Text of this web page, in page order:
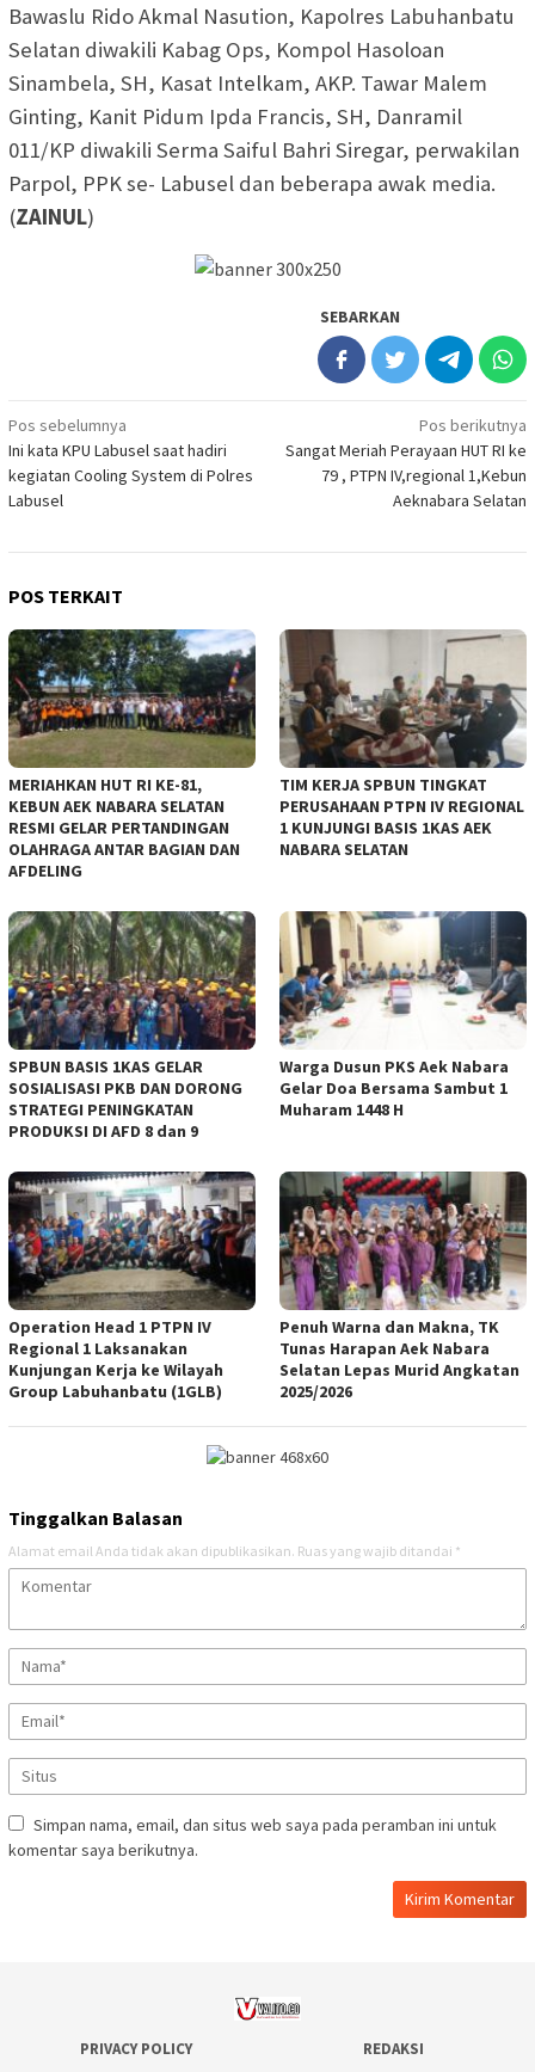
Bawaslu Rido Akmal Nasution, Kapolres Labuhanbatu
Selatan diwakili Kabag Ops, Kompol Hasoloan
Sinambela, SH, Kasat Intelkam, AKP. Tawar Malem
Ginting, Kanit Pidum Ipda Francis, SH, Danramil
011/KP diwakili Serma Saiful Bahri Siregar, perwakilan
Parpol, PPK se- Labusel dan beberapa awak media.
(ZAINUL)
SEBARKAN
Navigasi
pos
Pos sebelumnya
Ini kata KPU Labusel saat hadiri
kegiatan Cooling System di Polres
Labusel
Pos berikutnya
Sangat Meriah Perayaan HUT RI ke
79 , PTPN IV,regional 1,Kebun
Aeknabara Selatan
POS TERKAIT
MERIAHKAN HUT RI KE-81,
KEBUN AEK NABARA SELATAN
RESMI GELAR PERTANDINGAN
OLAHRAGA ANTAR BAGIAN DAN
AFDELING
TIM KERJA SPBUN TINGKAT
PERUSAHAAN PTPN IV REGIONAL
1 KUNJUNGI BASIS 1KAS AEK
NABARA SELATAN
‎SPBUN BASIS 1KAS GELAR
SOSIALISASI PKB DAN DORONG
STRATEGI PENINGKATAN
PRODUKSI DI AFD 8 dan 9
‎Warga Dusun PKS Aek Nabara
Gelar Doa Bersama Sambut 1
Muharam 1448 H
Operation Head 1 PTPN IV
Regional 1 Laksanakan
Kunjungan Kerja ke Wilayah
Group Labuhanbatu (1GLB)
Penuh Warna dan Makna, TK
Tunas Harapan Aek Nabara
Selatan Lepas Murid Angkatan
2025/2026
Tinggalkan Balasan
Alamat email Anda tidak akan dipublikasikan. Ruas yang wajib ditandai *
Simpan nama, email, dan situs web saya pada peramban ini untuk
komentar saya berikutnya.
PRIVACY POLICY REDAKSI